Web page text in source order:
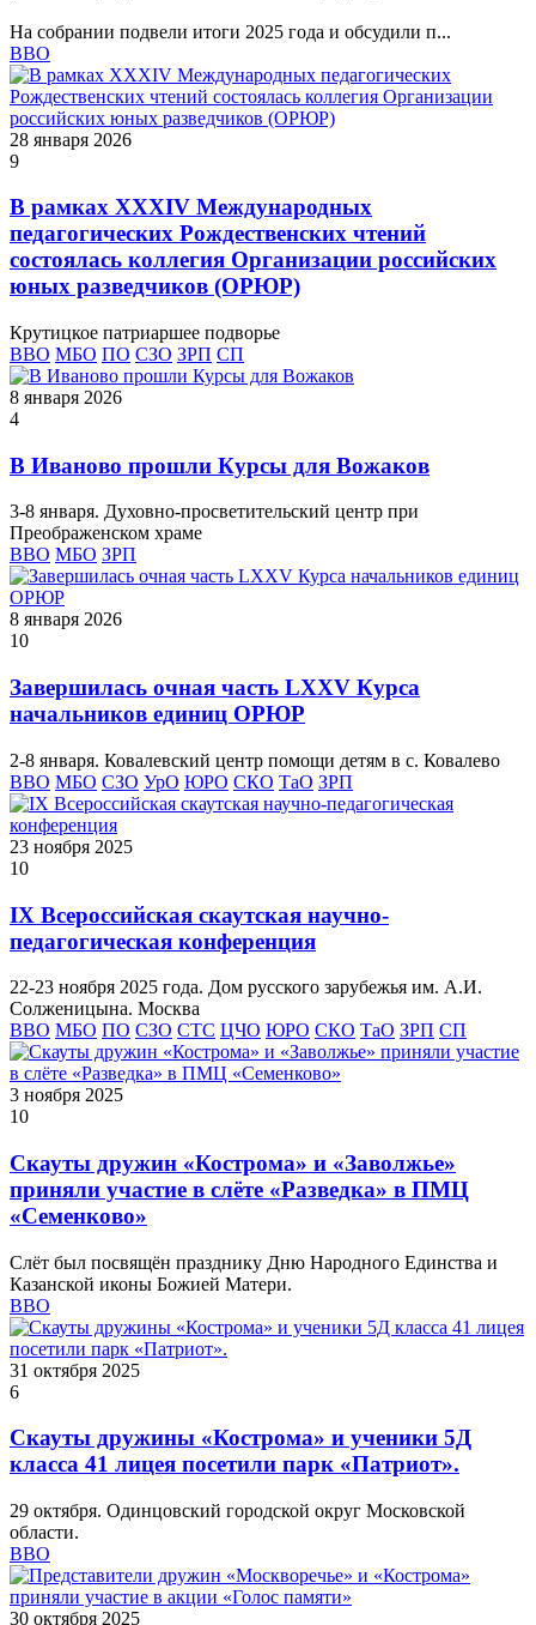
На собрании подвели итоги 2025 года и обсудили п...
ВВО
28 января 2026
9
В рамках ХХХIV Международных
педагогических Рождественских чтений
состоялась коллегия Организации российских
юных разведчиков (ОРЮР)
Крутицкое патриаршее подворье
ВВО МБО ПО СЗО ЗРП СП
8 января 2026
4
В Иваново прошли Курсы для Вожаков
3-8 января. Духовно-просветительский центр при
Преображенском храме
ВВО МБО ЗРП
8 января 2026
10
Завершилась очная часть LXXV Курса
начальников единиц ОРЮР
2-8 января. Ковалевский центр помощи детям в с. Ковалево
ВВО МБО СЗО УрО ЮРО СКО ТаО ЗРП
23 ноября 2025
10
IX Всероссийская скаутская научно-
педагогическая конференция
22-23 ноября 2025 года. Дом русского зарубежья им. А.И.
Солженицына. Москва
ВВО МБО ПО СЗО СТС ЦЧО ЮРО СКО ТаО ЗРП СП
3 ноября 2025
10
Скауты дружин «Кострома» и «Заволжье»
приняли участие в слёте «Разведка» в ПМЦ
«Семенково»
Слёт был посвящён празднику Дню Народного Единства и
Казанской иконы Божией Матери.
ВВО
31 октября 2025
6
Скауты дружины «Кострома» и ученики 5Д
класса 41 лицея посетили парк «Патриот».
29 октября. Одинцовский городской округ Московской
области.
ВВО
30 октября 2025